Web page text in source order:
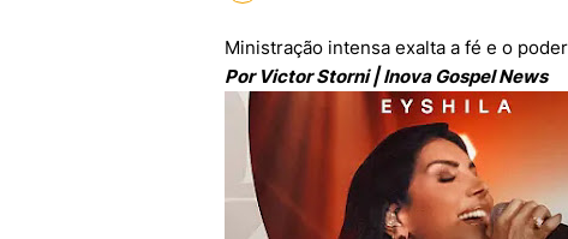
Ministração intensa exalta a fé e o
Por Victor Storni | Inova Gospel News